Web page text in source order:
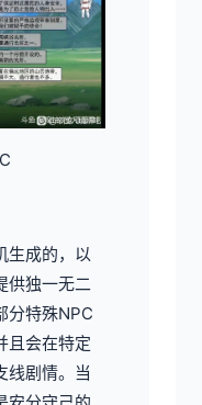
生成的，以
供独一无二
分特殊NPC
且会在特定
线剧情。当